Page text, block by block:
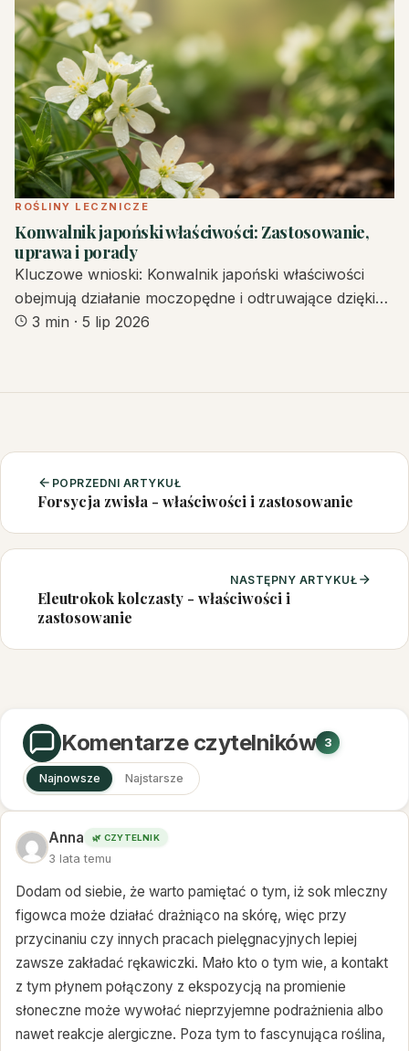
ROŚLINY LECZNICZE
Konwalnik japoński właściwości: Zastosowanie,
uprawa i porady
Kluczowe wnioski: Konwalnik japoński właściwości
obejmują działanie moczopędne i odtruwające dzięki…
3 min · 5 lip 2026
POPRZEDNI ARTYKUŁ
Forsycja zwisła - właściwości i zastosowanie
NASTĘPNY ARTYKUŁ
Eleutrokok kolczasty - właściwości i
zastosowanie
Komentarze czytelników 3
Najnowsze Najstarsze
Anna 🌿 CZYTELNIK
3 lata temu
Dodam od siebie, że warto pamiętać o tym, iż sok mleczny
figowca może działać drażniąco na skórę, więc przy
przycinaniu czy innych pracach pielęgnacyjnych lepiej
zawsze zakładać rękawiczki. Mało kto o tym wie, a kontakt
z tym płynem połączony z ekspozycją na promienie
słoneczne może wywołać nieprzyjemne podrażnienia albo
nawet reakcje alergiczne. Poza tym to fascynująca roślina,